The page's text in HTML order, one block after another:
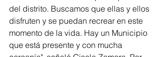
del distrito. Buscamos que ellas y ellos
disfruten y se puedan recrear en este
momento de la vida. Hay un Municipio
que está presente y con mucha